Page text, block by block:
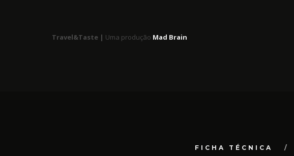
Travel&Taste | Uma produção Mad Brain
FICHA TÉCNICA